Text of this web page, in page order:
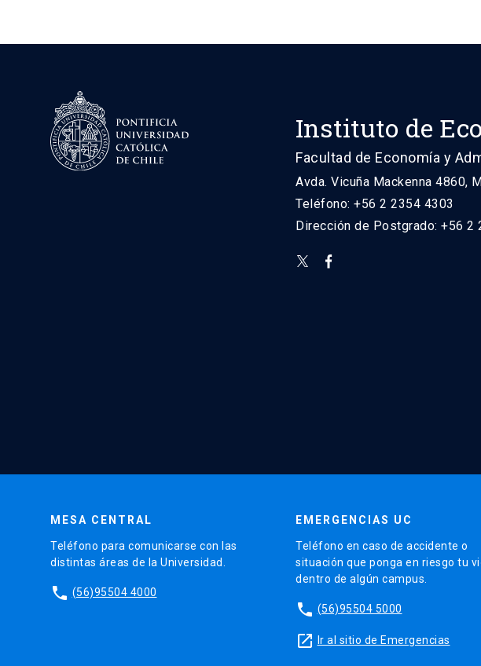
Instituto de
Facultad de Economía y
Avda. Vicuña Mackenna 4860,
Teléfono: +56 2 2354 4303
Dirección de Postgrado: +56 2
MESA CENTRAL
Teléfono para comunicarse con las
distintas áreas de la Universidad.
phone (56)95504 4000
EMERGENCIAS UC
Teléfono en caso de accidente o
situación que ponga en riesgo tu
dentro de algún campus.
phone (56)95504 5000
launch Ir al sitio de Emergencias